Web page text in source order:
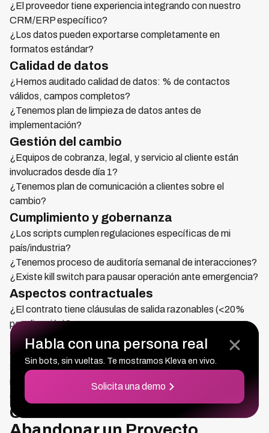
¿El proveedor tiene experiencia integrando con nuestro
CRM/ERP específico?
¿Los datos pueden exportarse completamente en
formatos estándar?
Calidad de datos
¿Hemos auditado calidad de datos: % de contactos
válidos, campos completos?
¿Tenemos plan de limpieza de datos antes de
implementación?
Gestión del cambio
¿Equipos de cobranza, legal, y servicio al cliente están
involucrados desde día 1?
¿Tenemos plan de comunicación a clientes sobre el
cambio?
Cumplimiento y gobernanza
¿Los scripts cumplen regulaciones específicas de mi
país/industria?
¿Tenemos proceso de auditoría semanal de interacciones?
¿Existe kill switch para pausar operación ante emergencia?
Aspectos contractuales
¿El contrato tiene cláusulas de salida razonables (<20%
penalización)?
¿Podemos empezar con piloto de 3-6 meses antes de
compromiso largo?
Si respondes "NO" a 3 o más preguntas, tu proyecto tiene
riesgo significativo de fracaso. Aborda esas brechas antes
de implementación completa.
Cuando Rescatar vs Cuando
Habla con una persona real
Sin bots, sin vueltas. Te mostramos Kleva en vivo.
Solicita una demo